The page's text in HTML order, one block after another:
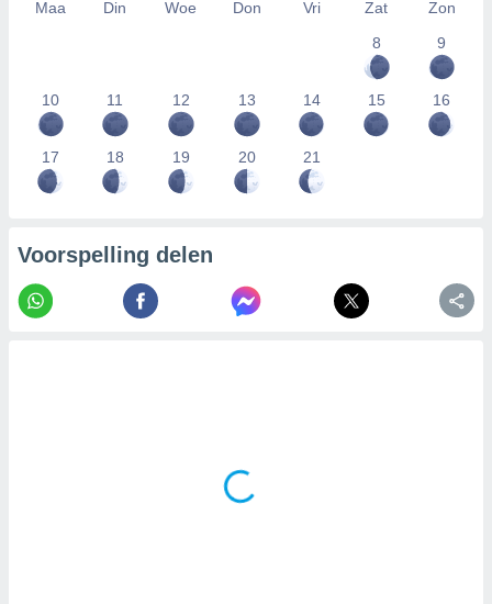
Maa Din Woe Don Vri Zat
Zon
8
9
10 11 12 13 14 15 16
17 18 19 20 21
Voorspelling delen